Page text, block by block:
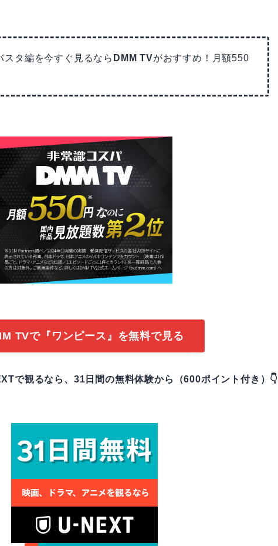
スタ編を今すぐ見るなら DMM TVがおすすめ！月額550
TVで『ワンピース』を無料で見る
で観るなら、31日間の無料体験から（600ポイント付き）👇